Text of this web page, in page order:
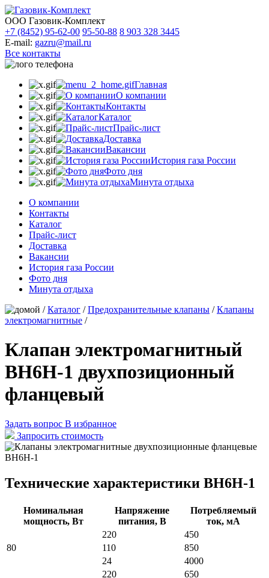
ООО Газовик-Комплект
+7 (8452) 95-62-00 95-50-88 8 903 328 3445
E-mail: gazru@mail.ru
Все контакты
Главная
О компании
Контакты
Каталог
Прайс-лист
Доставка
Вакансии
История газа России
Фото дня
Минута отдыха
О компании
Контакты
Каталог
Прайс-лист
Доставка
Вакансии
История газа России
Фото дня
Минута отдыха
/Каталог /Предохранительные клапаны /Клапаны
электромагнитные /
Клапан электромагнитный
ВН6Н-1 двухпозиционный
фланцевый
Задать вопрос В избранное
Запросить стоимость
Технические характеристики ВН6Н-1
Номинальная
мощность, Вт
Напряжение
питания, В
Потребляемый
ток, мА
80
220
450
110
850
24
4000
220
650